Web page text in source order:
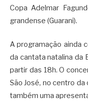
Copa Adelmar
grandense (Guarani).
A programação ainda
da cantata natalina da
partir das 18h. O
São José, no centro
também uma